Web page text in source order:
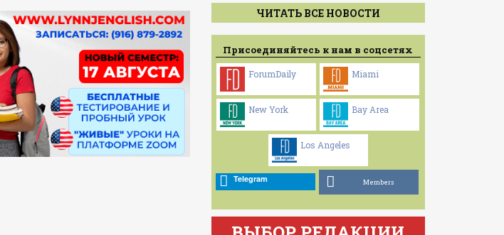
ЧИТАТЬ ВСЕ НОВОСТИ
Присоединяйтесь к нам в соцсетях
ForumDaily Miami
New York Bay Area
Los Angeles
Telegram Members